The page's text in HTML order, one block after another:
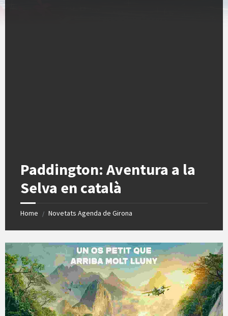
Paddington: Aventura a la
Selva en català
Home / Novetats Agenda de Girona